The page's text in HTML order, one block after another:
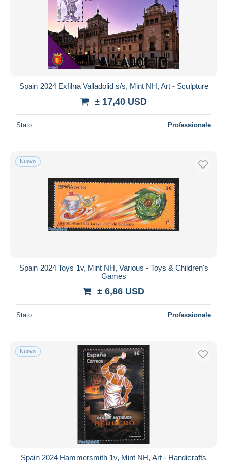
Spain 2024 Exfilna Valladolid s/s, Mint NH, Art - Sculpture
± 17,40 USD
Stato Professionale
Nuovo
Spain 2024 Toys 1v, Mint NH, Various - Toys & Children's
Games
± 6,86 USD
Stato Professionale
Nuovo
Spain 2024 Hammersmith 1v, Mint NH, Art - Handicrafts